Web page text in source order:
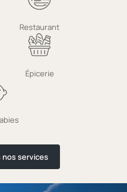
Restaurant
Épicerie
services